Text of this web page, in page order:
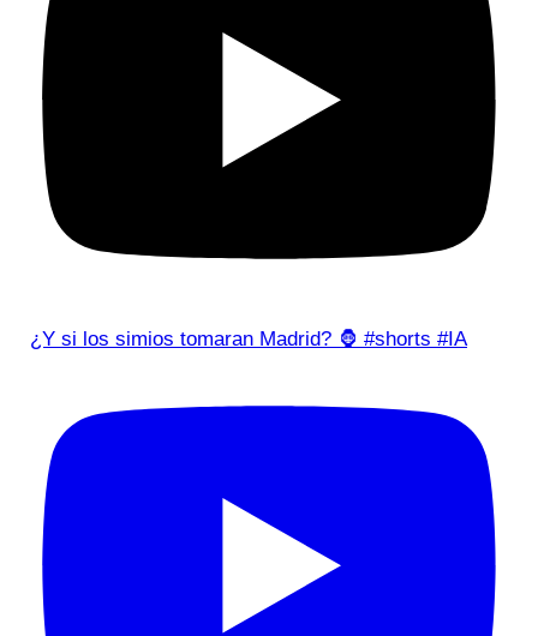
¿Y si los simios tomaran Madrid? 🦍 #shorts #IA